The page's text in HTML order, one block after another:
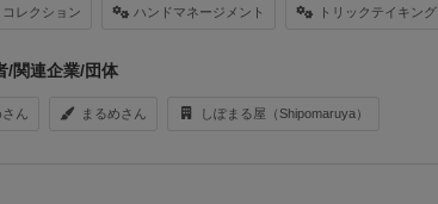
コレクション ハンドマネージメント トリックテイキング
/関連企業/団体
ん まるめさん しぽまる屋（Shipomaruya）